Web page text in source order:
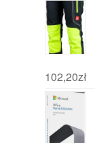
102,20zł